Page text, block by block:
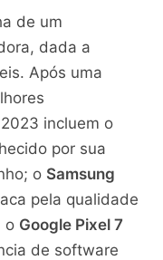
de um
dada a
Após uma
incluem o
por sua
o Samsung
pela qualidade
o Google Pixel 7
de software